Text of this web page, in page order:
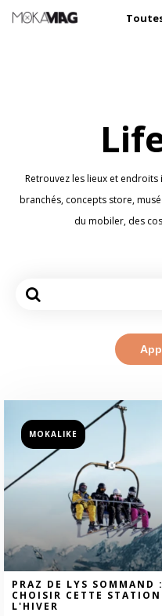
Retrouvez les lieux et
branchés, concepts store,
du mobiler, des
PRAZ DE LYS SOMMAND
CHOISIR CETTE
L'HIVER
MOKALIKE